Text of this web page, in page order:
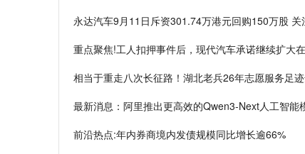
永达汽车9月11日斥资301.74万港元回购150万股 关
重点聚焦!工人扣押事件后，现代汽车承诺继续扩大
相当于重走八次长征路！湖北老兵26年志愿服务足
最新消息：阿里推出更高效的Qwen3-Next人工智能
前沿热点:年内券商境内发债规模同比增长逾66%